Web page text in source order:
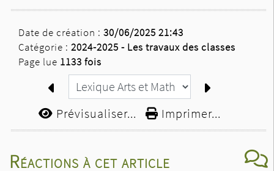
Date de création : 30/06/2025 21:43
Catégorie : 2024-2025 - Les travaux des classes
Page lue 1133 fois
Prévisualiser... Imprimer...
Réactions à cet article